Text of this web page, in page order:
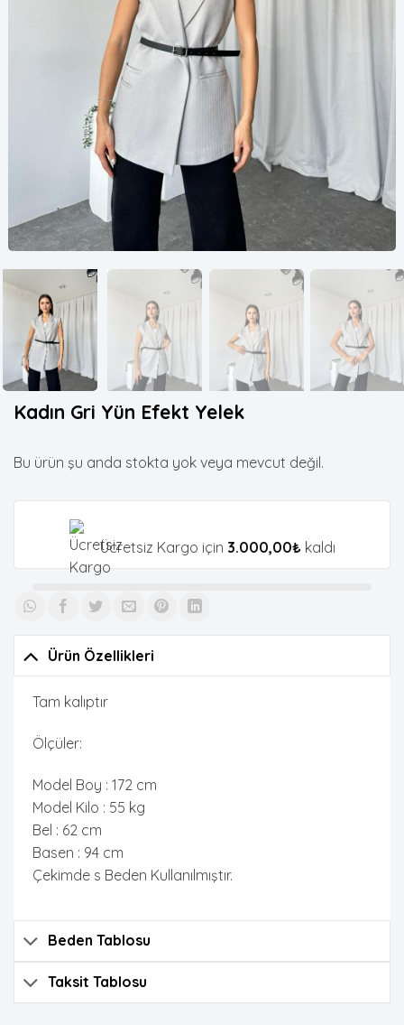
Kadın Gri Yün Efekt Yelek
Bu ürün şu anda stokta yok veya mevcut değil.
Ücretsiz Kargo için 3.000,00₺kaldı
Ürün Özellikleri
Tam kalıptır
Ölçüler:
Model Boy : 172 cm
Model Kilo : 55 kg
Bel : 62 cm
Basen : 94 cm
Çekimde s Beden Kullanılmıştır.
Beden Tablosu
Taksit Tablosu